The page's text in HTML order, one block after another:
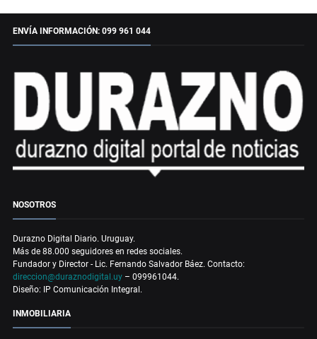
ENVÍA INFORMACIÓN: 099 961 044
NOSOTROS
Durazno Digital Diario. Uruguay.
Más de 88.000 seguidores en redes sociales.
Fundador y Director - Lic. Fernando Salvador Báez. Contacto:
direccion@duraznodigital.uy – 099961044.
Diseño: IP Comunicación Integral.
INMOBILIARIA